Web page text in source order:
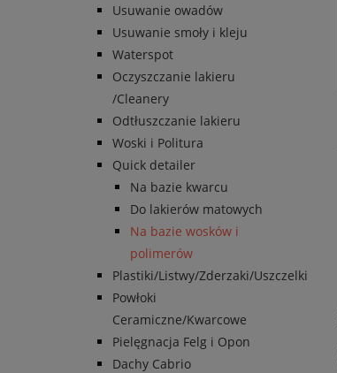
Usuwanie owadów
Usuwanie smoły i kleju
Waterspot
Oczyszczanie lakieru
/Cleanery
Odtłuszczanie lakieru
Woski i Politura
Quick detailer
Na bazie kwarcu
Do lakierów matowych
Na bazie wosków i
polimerów
Plastiki/Listwy/Zderzaki/Uszczelki
Powłoki
Ceramiczne/Kwarcowe
Pielęgnacja Felg i Opon
Dachy Cabrio